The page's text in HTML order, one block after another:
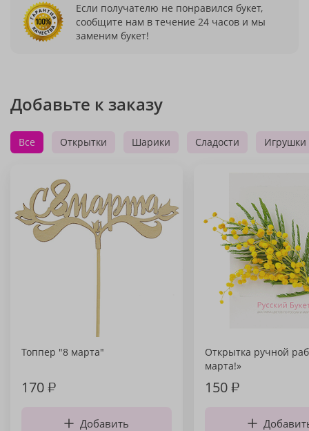
Если получателю не понравился букет,
сообщите нам в течение 24 часов и мы
заменим букет!
Добавьте к заказу
Все Открытки Шарики Сладости Игрушки
Топпер "8 марта"
170₽
Добавить
Открытка ручной
марта!»
150₽